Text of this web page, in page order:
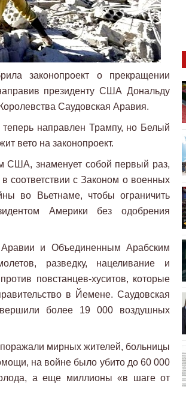
законопроект о прекращении
президенту США Дональду
Саудовская Аравия.
теперь направлен Трампу, но Белый
вето на законопроект.
США, знаменует собой первый раз,
соответствии с Законом о военных
во Вьетнаме, чтобы ограничить
Америки без одобрения
и Объединенным Арабским
разведку, нацеливание и
повстанцев-хуситов, которые
в Йемене. Саудовская
более 19 000 воздушных
мирных жителей, больницы
на войне было убито до 60 000
а еще миллионы «в шаге от